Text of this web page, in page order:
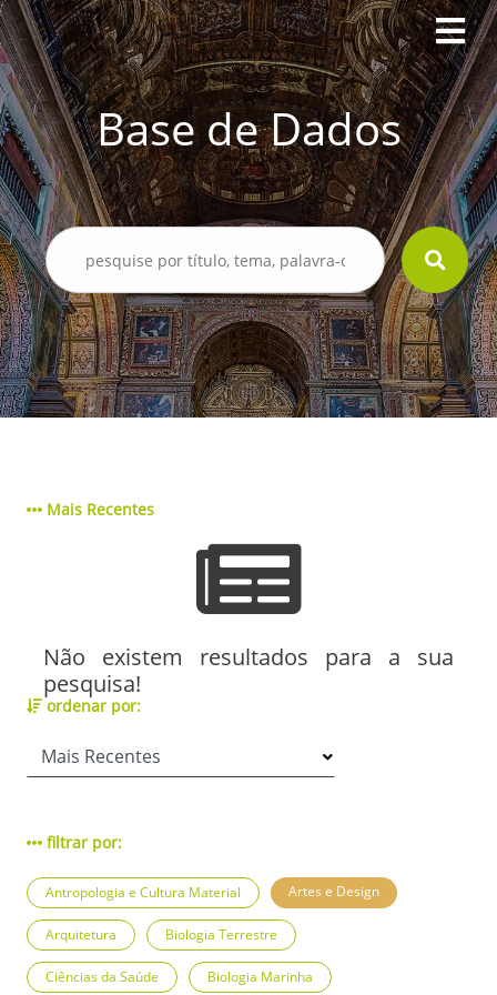
Base de Dados
Mais Recentes
Não existem resultados para a sua
pesquisa!
ordenar por:
filtrar por:
Antropologia e Cultura Material Artes e Design
Arquitetura Biologia Terrestre
Ciências da Saúde Biologia Marinha